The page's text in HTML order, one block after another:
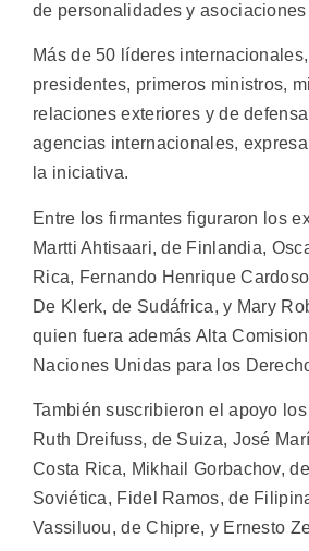
de personalidades y
Más de 50 líderes
presidentes, primeros ministros,
relaciones exteriores y de
agencias internacionales,
la iniciativa.
Entre los firmantes figuraron los
Martti Ahtisaari, de Finlandia,
Rica, Fernando Henrique
De Klerk, de Sudáfrica, y Mary
quien fuera además Alta
Naciones Unidas para los
También suscribieron el apoyo
Ruth Dreifuss, de Suiza, José
Costa Rica, Mikhail Gorbachov,
Soviética, Fidel Ramos, de
Vassiluou, de Chipre, y Ernesto